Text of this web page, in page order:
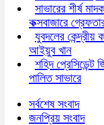
সাভারের শীর্ষ
কক্সবাজারে
যুবদলের কেন্দ্রীয়
আইয়ুব খান
শহিদ প্রেসিডেন্ট
পালিত সাভারে
সর্বশেষ সংবাদ
জনপ্রিয় সংবাদ